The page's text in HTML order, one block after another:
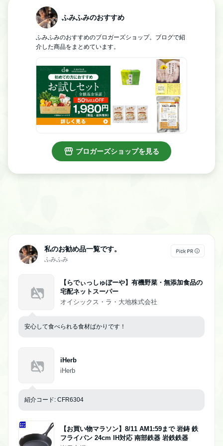
私のお勧め品一覧です。
ふみふみ
【らでぃっしゅぼーや】有機野菜・無添加食品の
宅配ネットスーパー
オイシックス・ラ・大地株式会社
安心して食べられる食材ばかりです！
iHerb
iHerb
紹介コード: CFR6304
【お買い物マラソン】8/11 AM1:59まで 岩鋳 鉄
フライパン 24cm IH対応 南部鉄器 岩鉄鉄器